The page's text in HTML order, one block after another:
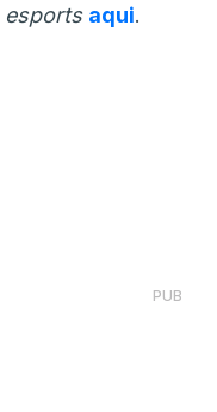
esports aqui.
PUB